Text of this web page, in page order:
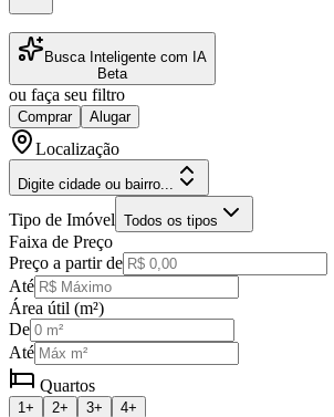
Busca Inteligente com IA
Beta
ou faça seu filtro
Comprar Alugar
Localização
Digite cidade ou bairro...
Tipo de Imóvel Todos os tipos
Faixa de Preço
Preço a partir de
Até
Área útil (m²)
De
Até
Quartos
1+ 2+ 3+ 4+